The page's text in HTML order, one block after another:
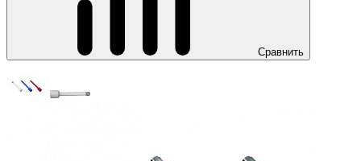
Сравнить